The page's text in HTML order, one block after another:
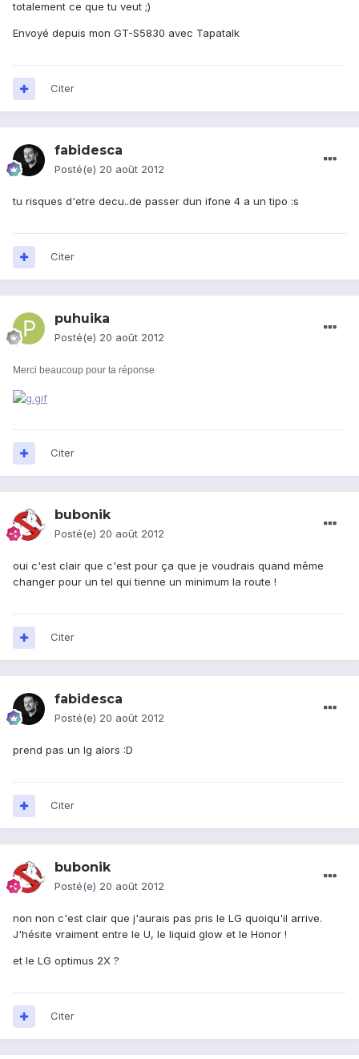
totalement ce que tu veut ;)
Envoyé depuis mon GT-S5830 avec Tapatalk
Citer
fabidesca
Posté(e) 20 août 2012
tu risques d'etre decu..de passer dun ifone 4 a un tipo :s
Citer
puhuika
Posté(e) 20 août 2012
Merci beaucoup pour ta réponse
Citer
bubonik
Posté(e) 20 août 2012
oui c'est clair que c'est pour ça que je voudrais quand même
changer pour un tel qui tienne un minimum la route !
Citer
fabidesca
Posté(e) 20 août 2012
prend pas un lg alors :D
Citer
bubonik
Posté(e) 20 août 2012
non non c'est clair que j'aurais pas pris le LG quoiqu'il arrive.
J'hésite vraiment entre le U, le liquid glow et le Honor !
et le LG optimus 2X ?
Citer